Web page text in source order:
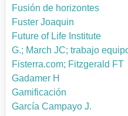
Fusión de horizontes
Fuster Joaquin
Future of Life Institute
G.; March JC; trabajo
Fisterra.com; Fitzgerald FT
Gadamer H
Gamificación
García Campayo J.